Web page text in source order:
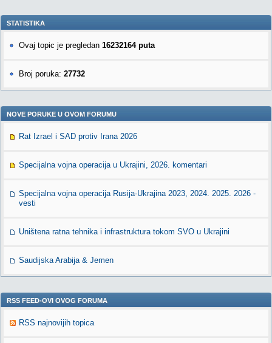
STATISTIKA
Ovaj topic je pregledan 16232164 puta
Broj poruka: 27732
NOVE PORUKE U OVOM FORUMU
Rat Izrael i SAD protiv Irana 2026
Specijalna vojna operacija u Ukrajini, 2026. komentari
Specijalna vojna operacija Rusija-Ukrajina 2023, 2024. 2025. 2026 -
vesti
Uništena ratna tehnika i infrastruktura tokom SVO u Ukrajini
Saudijska Arabija & Jemen
RSS FEED-OVI OVOG FORUMA
RSS najnovijih topica